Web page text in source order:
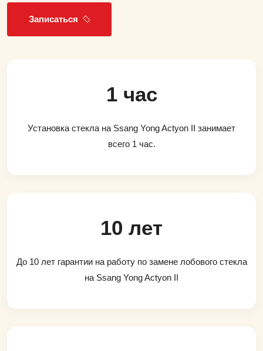
Записаться
1 час
Установка стекла на Ssang Yong Actyon II занимает
всего 1 час.
10 лет
До 10 лет гарантии на работу по замене лобового стекла
на Ssang Yong Actyon II